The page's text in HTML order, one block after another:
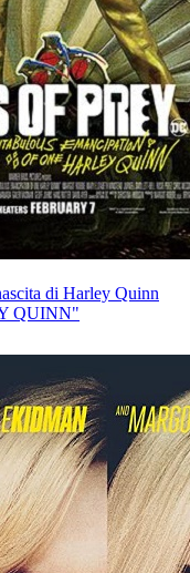
di Harley Quinn
QUINN"